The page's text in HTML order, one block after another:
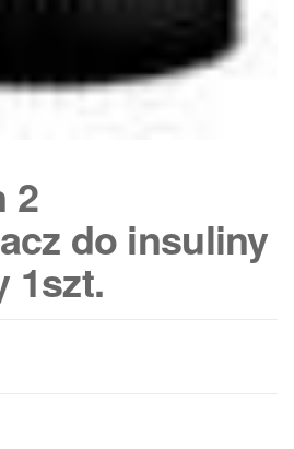
2
do insuliny
1szt.